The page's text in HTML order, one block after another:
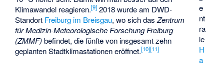
e
nt
ra
le
H
a
Klimawandel reagieren.[9] 2018 wurde am DWD-
Standort Freiburg im Breisgau, wo sich dasZentrum
für Medizin-Meteorologische Forschung Freiburg
(ZMMF)befindet, die fünfte von insgesamt zehn
geplanten Stadtklimastationen eröffnet.[10][11]